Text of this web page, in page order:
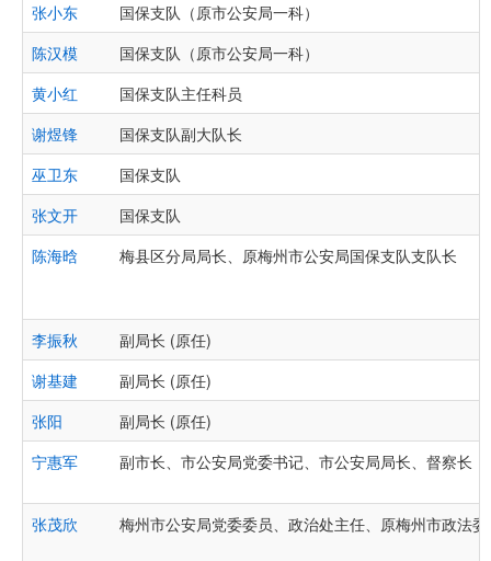
张小东
国保支队（原市公安局一科）
陈汉模
国保支队（原市公安局一科）
黄小红
国保支队主任科员
谢煜锋
国保支队副大队长
巫卫东
国保支队
张文开
国保支队
陈海晗
梅县区分局局长、原梅州市公安局国保支队支队长
李振秋
副局长 (原任)
谢基建
副局长 (原任)
张阳
副局长 (原任)
宁惠军
副市长、市公安局党委书记、市公安局局长、督察长
张茂欣 梅州市公安局党委委员、政治处主任、原梅州市政法